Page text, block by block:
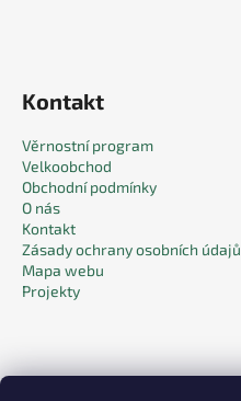
Kontakt
Věrnostní program
Velkoobchod
Obchodní podmínky
O nás
Kontakt
Zásady ochrany osobních údajů
Mapa webu
Projekty